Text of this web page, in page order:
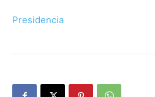
Presidencia